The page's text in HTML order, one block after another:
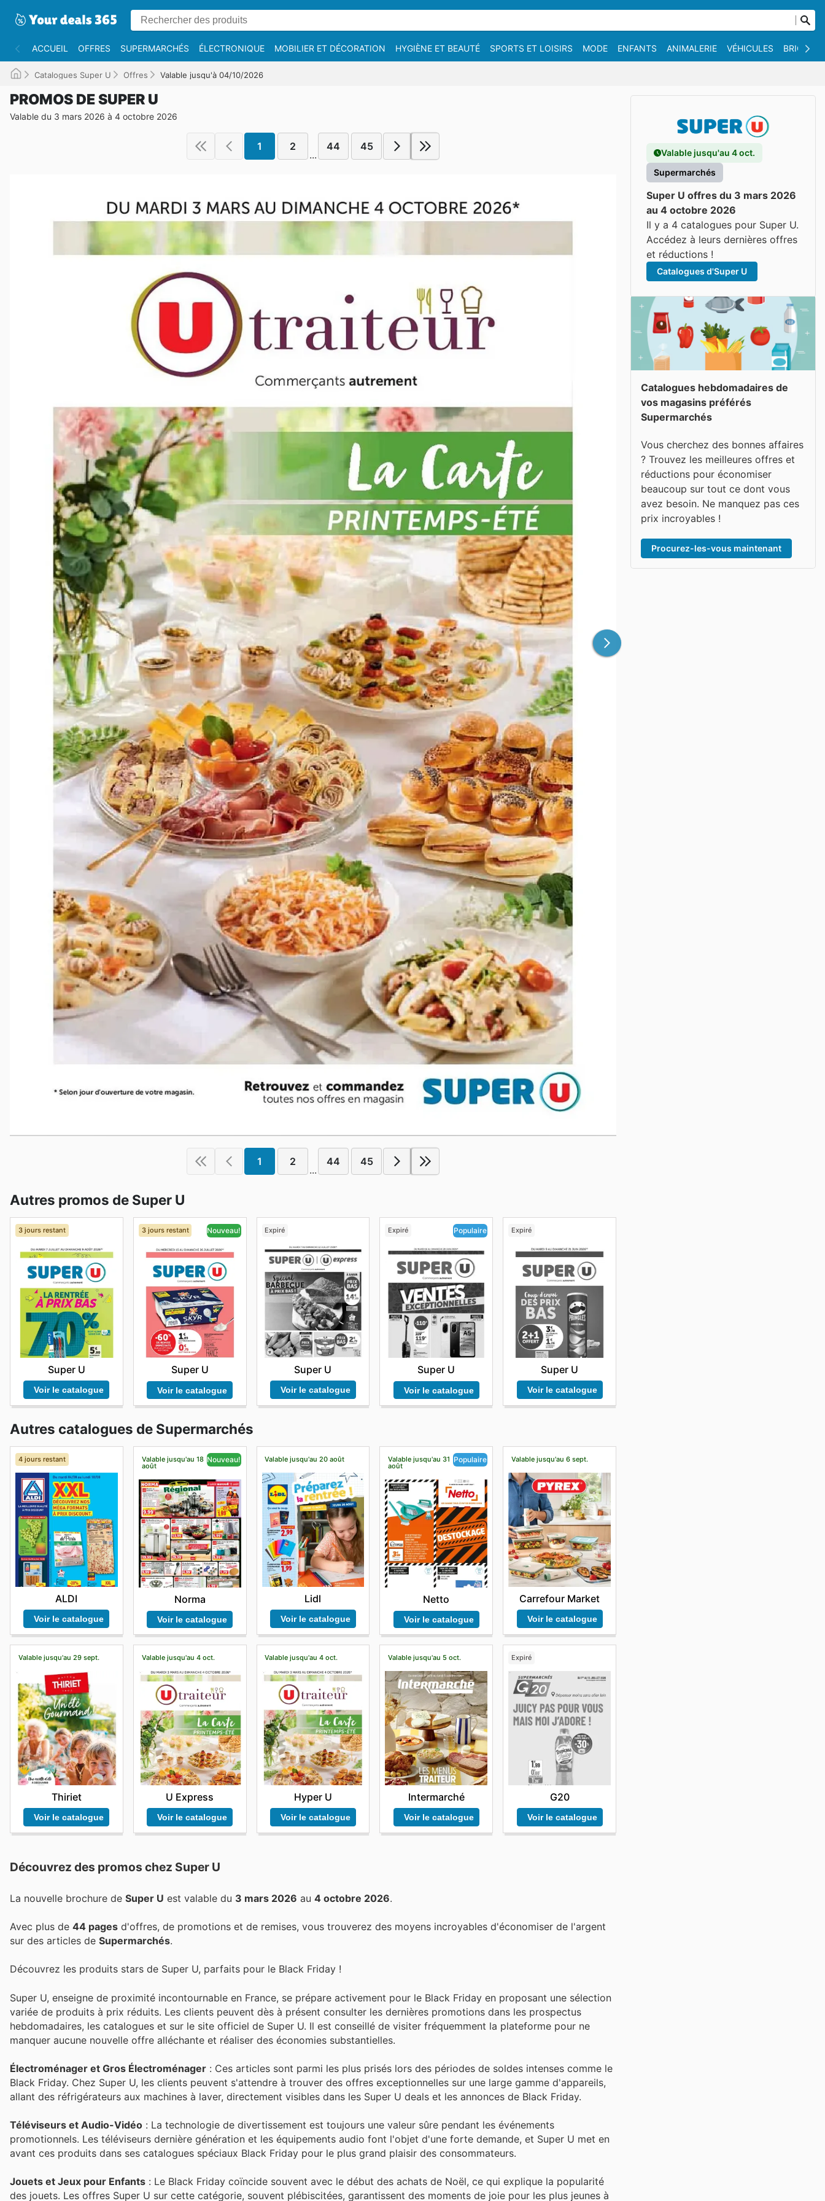
ACCUEIL OFFRES SUPERMARCHÉS ÉLECTRONIQUE MOBILIER ET DÉCORATION HYGIÈNE ET BEAUTÉ SPORTS ET LOISIRS MODE ENFANTS ANIMALERIE VÉHICULES
Catalogues Super U Offres Valable jusqu'à 04/10/2026
PROMOS DE SUPER U
Valable du 3 mars 2026 à 4 octobre 2026
1 2
...
44 45
1 2
...
44 45
Autres promos de Super U
3 jours restant
Super U
Voir le catalogue
3 jours restant Nouveau!
Super U
Voir le catalogue
Expiré
Super U
Voir le catalogue
Expiré Populaire
Super U
Voir le catalogue
Expiré
Super U
Voir le catalogue
Autres catalogues de Supermarchés
4 jours restant
ALDI
Voir le catalogue
Valable jusqu'au 18
août
Nouveau!
Norma
Voir le catalogue
Valable jusqu'au 20 août
Lidl
Voir le catalogue
Valable jusqu'au 31
août
Populaire
Netto
Voir le catalogue
Valable jusqu'au 6 sept.
Carrefour Market
Voir le catalogue
Valable jusqu'au 29 sept.
Thiriet
Voir le catalogue
Valable jusqu'au 4 oct.
U Express
Voir le catalogue
Valable jusqu'au 4 oct.
Hyper U
Voir le catalogue
Valable jusqu'au 5 oct.
Intermarché
Voir le catalogue
Expiré
G20
Voir le catalogue
Découvrez des promos chez Super U
La nouvelle brochure de Super U est valable du 3 mars 2026 au 4 octobre 2026.
Avec plus de 44 pages d'offres, de promotions et de remises, vous trouverez des moyens incroyables d'économiser de l'argent
sur des articles de Supermarchés.
Découvrez les produits stars de Super U, parfaits pour le Black Friday !
Super U, enseigne de proximité incontournable en France, se prépare activement pour le Black Friday en proposant une sélection
variée de produits à prix réduits. Les clients peuvent dès à présent consulter les dernières promotions dans les prospectus
hebdomadaires, les catalogues et sur le site officiel de Super U. Il est conseillé de visiter fréquemment la plateforme pour ne
manquer aucune nouvelle offre alléchante et réaliser des économies substantielles.
Électroménager et Gros Électroménager : Ces articles sont parmi les plus prisés lors des périodes de soldes intenses comme le
Black Friday. Chez Super U, les clients peuvent s'attendre à trouver des offres exceptionnelles sur une large gamme d'appareils,
allant des réfrigérateurs aux machines à laver, directement visibles dans les Super U deals et les annonces de Black Friday.
Téléviseurs et Audio-Vidéo : La technologie de divertissement est toujours une valeur sûre pendant les événements
promotionnels. Les téléviseurs dernière génération et les équipements audio font l'objet d'une forte demande, et Super U met en
avant ces produits dans ses catalogues spéciaux Black Friday pour le plus grand plaisir des consommateurs.
Jouets et Jeux pour Enfants : Le Black Friday coïncide souvent avec le début des achats de Noël, ce qui explique la popularité
des jouets. Les offres Super U sur cette catégorie, souvent plébiscitées, garantissent des moments de joie pour les plus jeunes à
Valable jusqu'au 4 oct.
Supermarchés
Super U offres du 3 mars 2026
au 4 octobre 2026
Il y a 4 catalogues pour Super U.
Accédez à leurs dernières offres
et réductions !
Catalogues d'Super U
Catalogues hebdomadaires de
vos magasins préférés
Supermarchés
Vous cherchez des bonnes affaires
? Trouvez les meilleures offres et
réductions pour économiser
beaucoup sur tout ce dont vous
avez besoin. Ne manquez pas ces
prix incroyables !
Procurez-les-vous maintenant